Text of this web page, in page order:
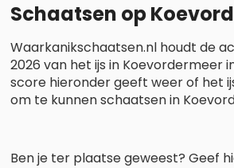
Schaatsen op
Waarkanikschaatsen.nl houdt de
2026 van het ijs in Koevordermeer
score hieronder geeft weer of het
om te kunnen schaatsen in
Ben je ter plaatse geweest? Geef